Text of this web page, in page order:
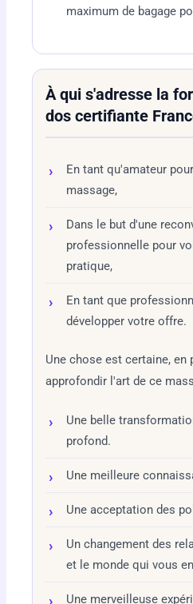
maximum de bagage
À qui s'adresse la
dos certifiante
En tant qu'amateur
massage,
Dans le but d'une
professionnelle pour
pratique,
En tant que
développer votre offre.
Une chose est certaine, en
approfondir l'art de ce
Une belle
profond.
Une meilleure
Une acceptation des
Un changement des
et le monde qui vous
Une merveilleuse